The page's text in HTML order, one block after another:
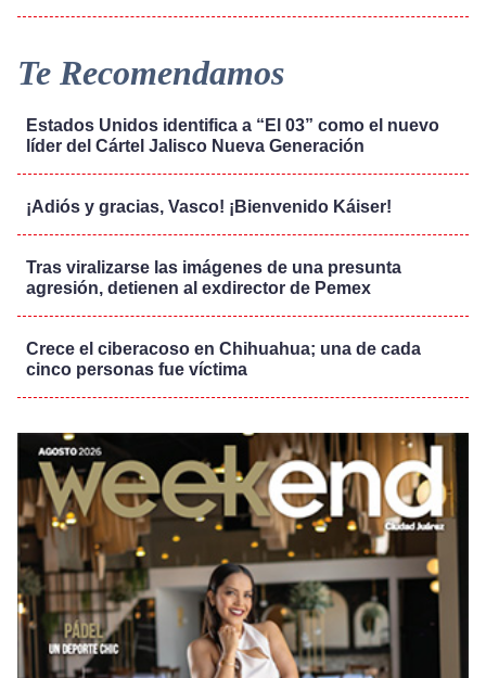
Te Recomendamos
Estados Unidos identifica a “El 03” como el nuevo
líder del Cártel Jalisco Nueva Generación
¡Adiós y gracias, Vasco! ¡Bienvenido Káiser!
Tras viralizarse las imágenes de una presunta
agresión, detienen al exdirector de Pemex
Crece el ciberacoso en Chihuahua; una de cada
cinco personas fue víctima